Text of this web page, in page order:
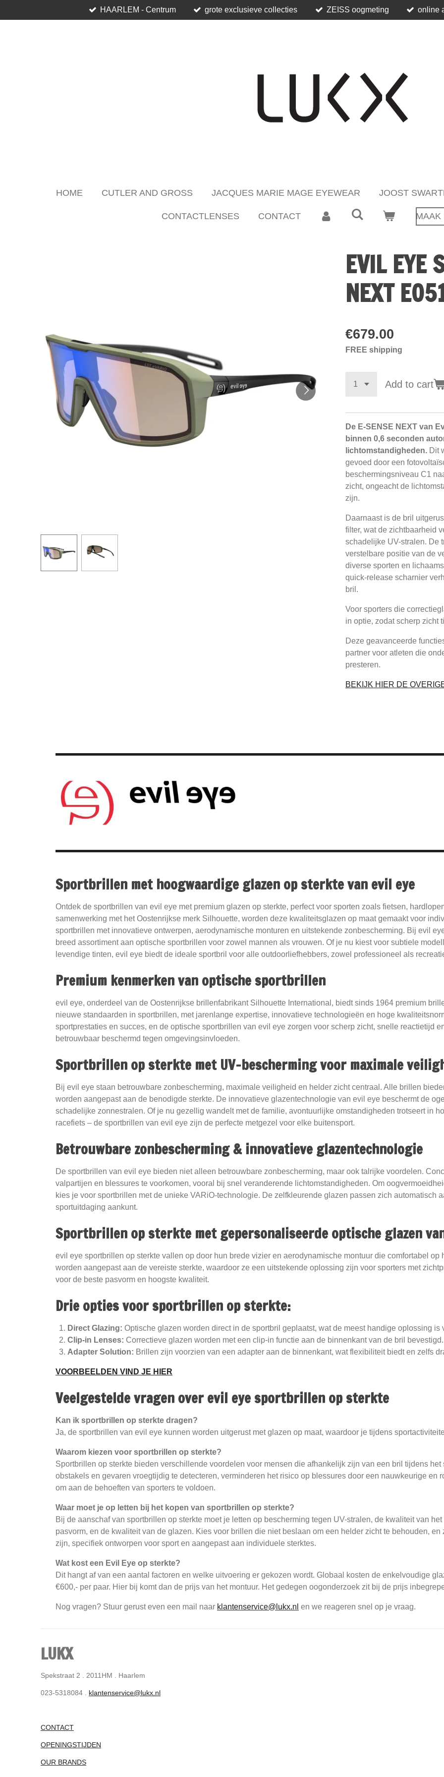
to
HAARLEM - Centrum grote exclusieve collecties ZEISS oogmeting online
HOME CUTLER AND GROSS JACQUES MARIE MAGE EYEWEAR JOOST
CONTACTLENSES CONTACT MAAK
EVIL EYE
NEXT
€679.00
FREE shipping
Add to cart
De E-SENSE NEXT van
binnen 0,6 seconden
lichtomstandigheden. Dit
gevoed door een
beschermingsniveau C1
zicht, ongeacht de
zijn.
Daarnaast is de bril
filter, wat de zichtbaarheid
schadelijke UV-stralen. De
verstelbare positie van de
diverse sporten en
quick-release scharnier
bril.
Voor sporters die
in optie, zodat scherp zicht
Deze geavanceerde
partner voor atleten die
presteren.
BEKIJK HIER DE
Sportbrillen met hoogwaardige glazen op sterkte van evil eye
Ontdek de sportbrillen van evil eye met premium glazen op sterkte, perfect voor sporten zoals fietsen,
samenwerking met het Oostenrijkse merk Silhouette, worden deze kwaliteitsglazen op maat gemaakt voor
sportbrillen met innovatieve ontwerpen, aerodynamische monturen en uitstekende zonbescherming. Bij evil
breed assortiment aan optische sportbrillen voor zowel mannen als vrouwen. Of je nu kiest voor subtiele
levendige tinten, evil eye biedt de ideale sportbril voor alle outdoorliefhebbers, zowel professioneel als
Premium kenmerken van optische sportbrillen
evil eye, onderdeel van de Oostenrijkse brillenfabrikant Silhouette International, biedt sinds 1964 premium
nieuwe standaarden in sportbrillen, met jarenlange expertise, innovatieve technologieën en hoge
sportprestaties en succes, en de optische sportbrillen van evil eye zorgen voor scherp zicht, snelle reactietijd
betrouwbaar beschermd tegen omgevingsinvloeden.
Sportbrillen op sterkte met UV-bescherming voor maximale
Bij evil eye staan betrouwbare zonbescherming, maximale veiligheid en helder zicht centraal. Alle brillen
worden aangepast aan de benodigde sterkte. De innovatieve glazentechnologie van evil eye beschermt de
schadelijke zonnestralen. Of je nu gezellig wandelt met de familie, avontuurlijke omstandigheden trotseert in
racefiets – de sportbrillen van evil eye zijn de perfecte metgezel voor elke buitensport.
Betrouwbare zonbescherming & innovatieve glazentechnologie
De sportbrillen van evil eye bieden niet alleen betrouwbare zonbescherming, maar ook talrijke voordelen.
valpartijen en blessures te voorkomen, vooral bij snel veranderende lichtomstandigheden. Om
kies je voor sportbrillen met de unieke VARiO-technologie. De zelfkleurende glazen passen zich automatisch
sportuitdaging aankunt.
Sportbrillen op sterkte met gepersonaliseerde optische glazen
evil eye sportbrillen op sterkte vallen op door hun brede vizier en aerodynamische montuur die comfortabel
worden aangepast aan de vereiste sterkte, waardoor ze een uitstekende oplossing zijn voor sporters met
voor de beste pasvorm en hoogste kwaliteit.
Drie opties voor sportbrillen op sterkte:
Direct Glazing: Optische glazen worden direct in de sportbril geplaatst, wat de meest handige oplossing is
Clip-in Lenses: Correctieve glazen worden met een clip-in functie aan de binnenkant van de bril bevestigd.
Adapter Solution: Brillen zijn voorzien van een adapter aan de binnenkant, wat flexibiliteit biedt en zelfs
VOORBEELDEN VIND JE HIER
Veelgestelde vragen over evil eye sportbrillen op sterkte
Kan ik sportbrillen op sterkte dragen?
Ja, de sportbrillen van evil eye kunnen worden uitgerust met glazen op maat, waardoor je tijdens
Waarom kiezen voor sportbrillen op sterkte?
Sportbrillen op sterkte bieden verschillende voordelen voor mensen die afhankelijk zijn van een bril tijdens
obstakels en gevaren vroegtijdig te detecteren, verminderen het risico op blessures door een nauwkeurige en
om aan de behoeften van sporters te voldoen.
Waar moet je op letten bij het kopen van sportbrillen op sterkte?
Bij de aanschaf van sportbrillen op sterkte moet je letten op bescherming tegen UV-stralen, de kwaliteit van
pasvorm, en de kwaliteit van de glazen. Kies voor brillen die niet beslaan om een helder zicht te behouden,
zijn, specifiek ontworpen voor sport en aangepast aan individuele sterktes.
Wat kost een Evil Eye op sterkte?
Dit hangt af van een aantal factoren en welke uitvoering er gekozen wordt. Globaal kosten de enkelvoudige
€600,- per paar. Hier bij komt dan de prijs van het montuur. Het gedegen oogonderzoek zit bij de prijs
Nog vragen? Stuur gerust even een mail naar klantenservice@lukx.nl en we reageren snel op je vraag.
LUKX
Spekstraat 2 . 2011HM . Haarlem
023-5318084 . klantenservice@lukx.nl
CONTACT
OPENINGSTIJDEN
OUR BRANDS